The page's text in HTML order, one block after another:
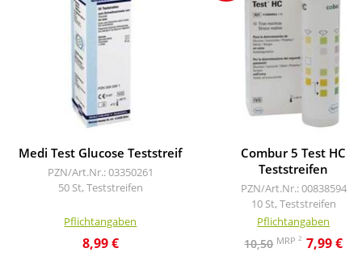
Medi Test Glucose Teststreif
PZN/Art.Nr.: 03350261
50 St, Teststreifen
Pflichtangaben
8,99 €
Combur 5 Test HC
Teststreifen
PZN/Art.Nr.: 00838594
10 St, Teststreifen
Pflichtangaben
10,50 MRP2 7,99 €